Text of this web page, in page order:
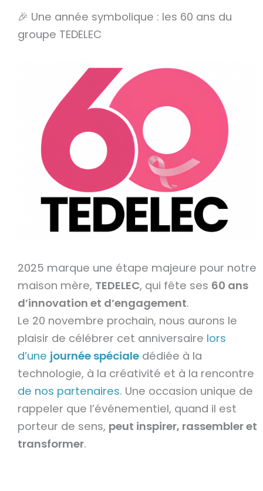
🎉 Une année symbolique : les 60 ans du
groupe TEDELEC
2025 marque une étape majeure pour notre
maison mère, TEDELEC, qui fête ses 60 ans
d’innovation et d’engagement.
Le 20 novembre prochain, nous aurons le
plaisir de célébrer cet anniversaire lors
d’une journée spéciale dédiée à la
technologie, à la créativité et à la rencontre
de nos partenaires. Une occasion unique de
rappeler que l’événementiel, quand il est
porteur de sens, peut inspirer, rassembler et
transformer.